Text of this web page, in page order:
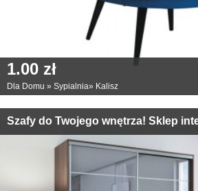
1.00 zł
Dla Domu » Sypialnia» Kalisz
Szafy do Twojego wnętrza! Sklep